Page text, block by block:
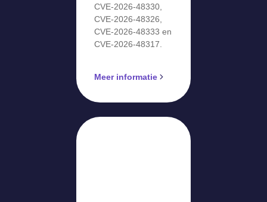
CVE-2026-48330,
CVE-2026-48326,
CVE-2026-48333 en
CVE-2026-48317.
Meer informatie